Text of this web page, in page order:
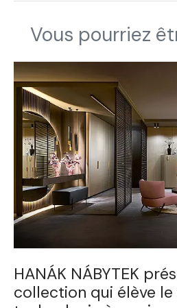
Vous pourriez
HANÁK NÁBYTEK
collection qui élève le